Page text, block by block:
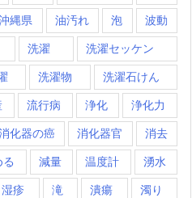
縄県 油汚れ 泡 波動
洗濯 洗濯セッケン
洗濯物 洗濯石けん
流行病 浄化 浄化力
化器の癌 消化器官 消去
る 減量 温度計 湧水
湿疹 滝 潰瘍 濁り